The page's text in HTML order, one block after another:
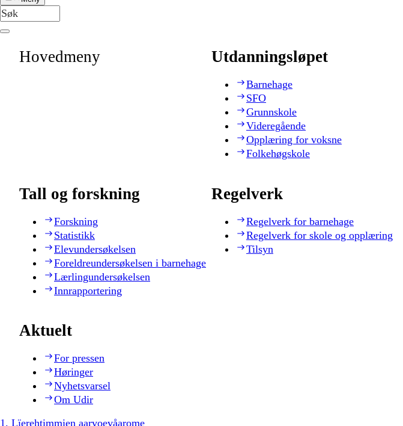
Hovedmeny Utdanningsløpet
Barnehage
SFO
Grunnskole
Videregående
Opplæring for voksne
Folkehøgskole
Tall og forskning
Forskning
Statistikk
Elevundersøkelsen
Foreldreundersøkelsen i barnehage
Lærlingundersøkelsen
Innrapportering
Regelverk
Regelverk for barnehage
Regelverk for skole og opplæring
Tilsyn
Aktuelt
For pressen
Høringer
Nyhetsvarsel
Om Udir
1. Lïerehtimmien aarvoevåarome